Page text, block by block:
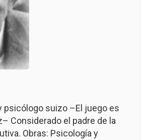
psicólogo suizo –El juego es
Considerado el padre de la
Obras: Psicología y